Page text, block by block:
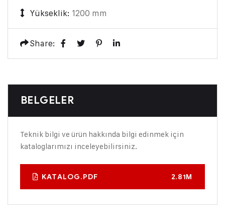
Yükseklik: 1200 mm
Share:
BELGELER
Teknik bilgi ve ürün hakkında bilgi edinmek için
kataloglarımızı inceleyebilirsiniz.
KATALOG.PDF 2.81M